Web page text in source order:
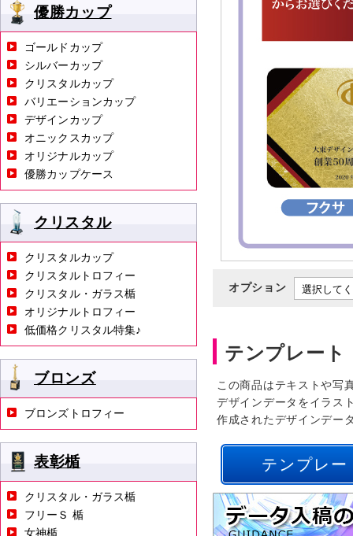
オプション
テンプレート
この商品はテキストや写
デザインデータをイラス
作成されたデザインデー
テンプレ
優勝カップ
ゴールドカップ
シルバーカップ
クリスタルカップ
バリエーションカップ
デザインカップ
オニックスカップ
オリジナルカップ
優勝カップケース
クリスタル
クリスタルカップ
クリスタルトロフィー
クリスタル・ガラス楯
オリジナルトロフィー
低価格クリスタル特集♪
ブロンズ
ブロンズトロフィー
表彰楯
クリスタル・ガラス楯
フリーＳ 楯
女神楯